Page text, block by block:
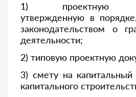
1) проектную
утвержденную в
законодательством о
деятельности;
2) типовую проектную
3) смету на
капитального